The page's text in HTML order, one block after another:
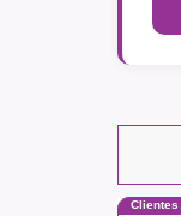
Clientes